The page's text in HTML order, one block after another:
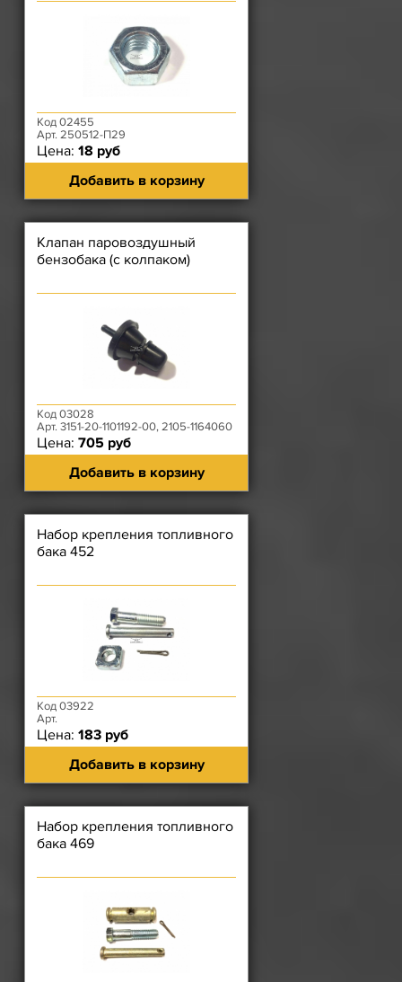
Код 02455
Арт. 250512-П29
Цена: 18 руб
Добавить в корзину
Клапан паровоздушный
бензобака (с колпаком)
Код 03028
Арт. 3151-20-1101192-00, 2105-1164060
Цена: 705 руб
Добавить в корзину
Набор крепления топливного
бака 452
Код 03922
Арт.
Цена: 183 руб
Добавить в корзину
Набор крепления топливного
бака 469